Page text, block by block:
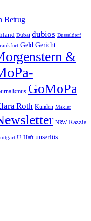
Betrug
Dubai dubios Düsseldorf
Geld Gericht
&
GoMoPa
Roth Kunden Makler
NRW Razzia
U-Haft unseriös